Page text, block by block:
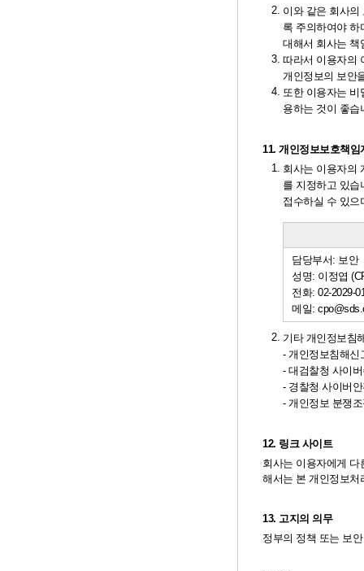
2. 이와 같은 회사의
록 주의하여야 하
대해서 회사는 책
3. 따라서 이용자의
개인정보의 보안
4. 또한 이용자는 비
용하는 것이 좋습
11. 개인정보보호책
1. 회사는 이용자의
를 지정하고 있습
접수하실 수 있으
담당부서: 보안
성명: 이정엽
전화: 02-2029-
메일:
2. 기타 개인정보침
- 개인정보침해신
- 대검찰청 사이
- 경찰청 사이버
- 개인정보 분쟁
12. 링크 사이트
회사는 이용자에게
해서는 본 개인정보처
13. 고지의 의무
정부의 정책 또는 보